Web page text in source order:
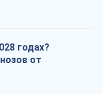
годах?
от